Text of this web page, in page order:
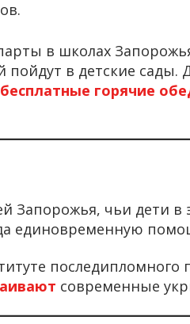
в школах
пойдут в детские сады.
бесплатные горячие
Запорожья, чьи дети в
единовременную
последипломного
современные